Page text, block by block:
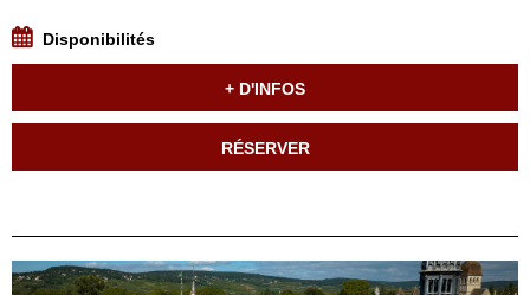
Disponibilités
+ D'INFOS
RÉSERVER